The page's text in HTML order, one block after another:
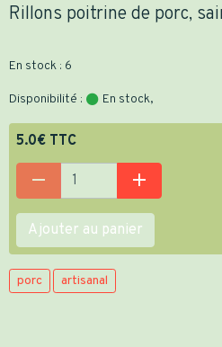
Rillons poitrine de porc,
En stock : 6
Disponibilité : En stock,
5.0€ TTC
Ajouter au panier
porc artisanal